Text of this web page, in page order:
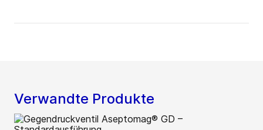
Verwandte Produkte